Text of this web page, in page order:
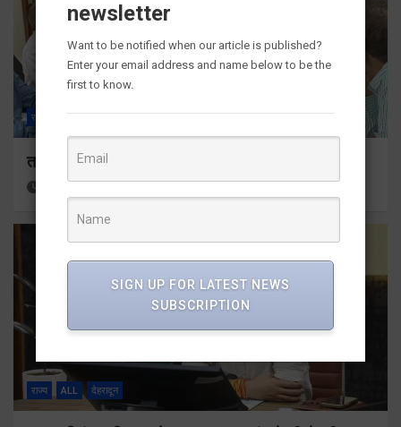
राज्य
तकनीकी शिक्षा विभाग प्रदेशभर में आयोजित करेगा रोजगार मेले
राज्य ALL देहरादून
newsletter
Want to be notified when our article is published?
Enter your email address and name below to be the
first to know.
SIGN UP FOR LATEST NEWS
SUBSCRIPTION